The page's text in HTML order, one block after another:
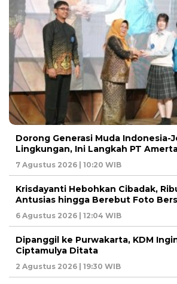
Dorong Generasi Muda Indonesia-
Lingkungan, Ini Langkah PT
7 Agustus 2026 | 10:20 WIB
Krisdayanti Hebohkan Cibadak,
Antusias hingga Berebut Foto
6 Agustus 2026 | 12:04 WIB
Dipanggil ke Purwakarta, KDM
Ciptamulya Ditata
2 Agustus 2026 | 19:30 WIB